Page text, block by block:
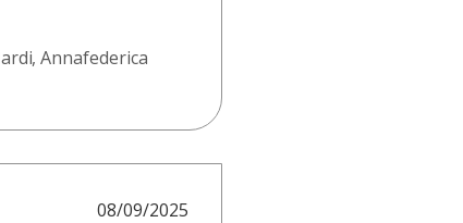
, Annafederica
08/09/2025